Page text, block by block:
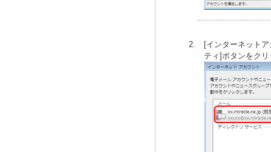
[インターネット
ティ]ボタンをク